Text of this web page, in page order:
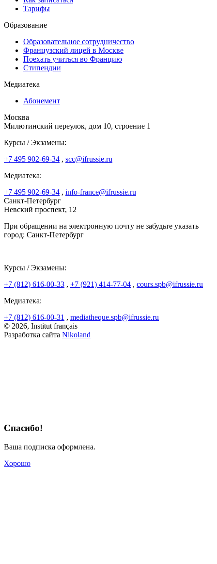
Тарифы
Образование
Образовательное сотрудничество
Французский лицей в Москве
Поехать учиться во Францию
Стипендии
Медиатека
Абонемент
Москва
Милютинский переулок, дом 10, строение 1
Курсы / Экзамены:
+7 495 902-69-34 , scc@ifrussie.ru
Медиатека:
+7 495 902-69-34 , info-france@ifrussie.ru
Санкт-Петербург
Невский проспект, 12
При обращении на электронную почту не забудьте указать
город: Санкт-Петербург
Курсы / Экзамены:
+7 (812) 616-00-33 , +7 (921) 414-77-04 , cours.spb@ifrussie.ru
Медиатека:
+7 (812) 616-00-31 , mediatheque.spb@ifrussie.ru
© 2026, Institut français
Разработка сайта Nikoland
Спасибо!
Ваша подписка оформлена.
Хорошо